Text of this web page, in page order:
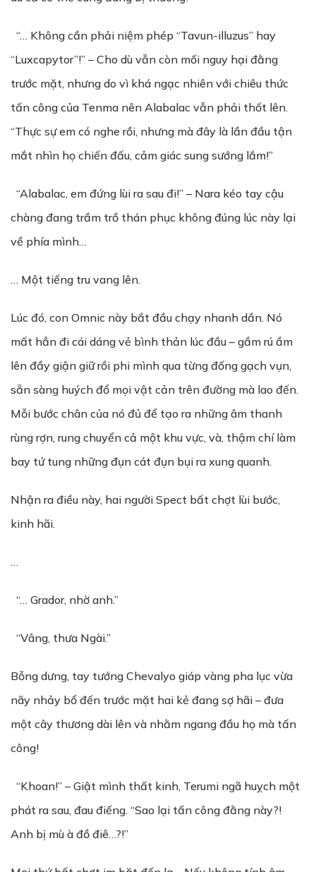
“… Không cần phải niệm phép “Tavun-illuzus” hay
“Luxcapytor”!” – Cho dù vẫn còn mối nguy hại đằng
trước mặt, nhưng do vì khá ngạc nhiên với chiêu thức
tấn công của Tenma nên Alabalac vẫn phải thốt lên.
“Thực sự em có nghe rồi, nhưng mà đây là lần đầu tận
mắt nhìn họ chiến đấu, cảm giác sung sướng lắm!”
“Alabalac, em đứng lùi ra sau đi!” – Nara kéo tay cậu
chàng đang trầm trồ thán phục không đúng lúc này lại
về phía mình…
… Một tiếng tru vang lên.
Lúc đó, con Omnic này bắt đầu chạy nhanh dần. Nó
mất hẳn đi cái dáng vẻ bình thản lúc đầu – gầm rú ầm
lên đầy giận giữ rồi phi mình qua từng đống gạch vụn,
sẵn sàng huých đổ mọi vật cản trên đường mà lao đến.
Mỗi bước chân của nó đủ để tạo ra những âm thanh
rùng rợn, rung chuyển cả một khu vực, và, thậm chí làm
bay tứ tung những đụn cát đụn bụi ra xung quanh.
Nhận ra điều này, hai người Spect bất chợt lùi bước,
kinh hãi.
…
“… Grador, nhờ anh.”
“Vâng, thưa Ngài.”
Bỗng dưng, tay tướng Chevalyo giáp vàng pha lục vừa
nãy nhảy bổ đến trước mặt hai kẻ đang sợ hãi – đưa
một cây thương dài lên và nhằm ngang đầu họ mà tấn
công!
“Khoan!” – Giật mình thất kinh, Terumi ngã huỵch một
phát ra sau, đau điếng. “Sao lại tấn công đằng này?!
Anh bị mù à đồ điê…?!”